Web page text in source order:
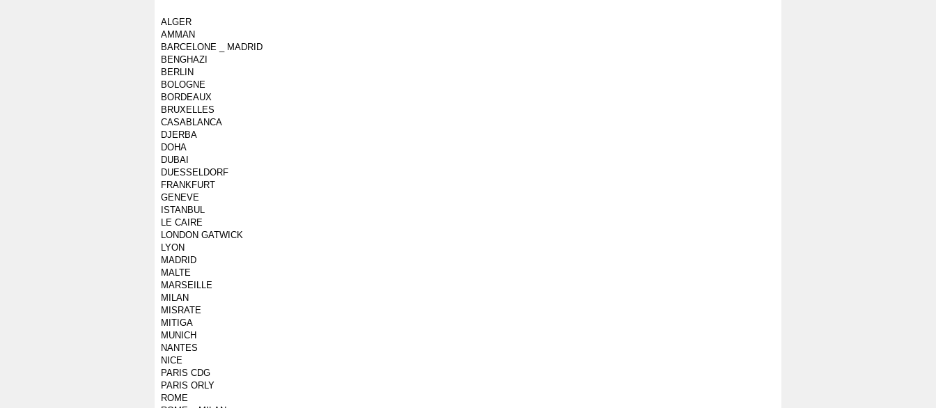
ALGER
AMMAN
BARCELONE _ MADRID
BENGHAZI
BERLIN
BOLOGNE
BORDEAUX
BRUXELLES
CASABLANCA
DJERBA
DOHA
DUBAI
DUESSELDORF
FRANKFURT
GENEVE
ISTANBUL
LE CAIRE
LONDON GATWICK
LYON
MADRID
MALTE
MARSEILLE
MILAN
MISRATE
MITIGA
MUNICH
NANTES
NICE
PARIS CDG
PARIS ORLY
ROME